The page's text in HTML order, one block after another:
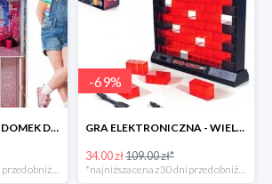
DUŻY, DREWNIANY DOMEK DLA LALEK Z AKCESORIAMI
-69%
GRA ELEKTRONICZNA - WIELKI SKOK
34.00 zł109.00 zł*